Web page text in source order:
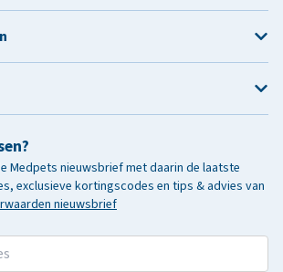
Medpets nieuwsbrief met daarin de laatste
exclusieve kortingscodes en tips & advies van
nieuwsbrief